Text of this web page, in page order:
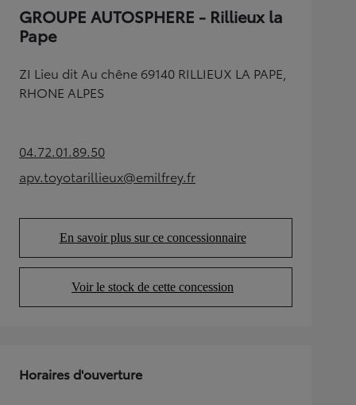
GROUPE AUTOSPHERE - Rillieux la
Pape
ZI Lieu dit Au chêne 69140 RILLIEUX LA PAPE,
RHONE ALPES
04.72.01.89.50(Opens in new tab)
apv.toyotarillieux@emilfrey.fr
(Opens in new tab)
En savoir plus sur ce concessionnaire
(Opens in new tab)
Voir le stock de cette concession
(Opens in new tab)
Horaires d'ouverture